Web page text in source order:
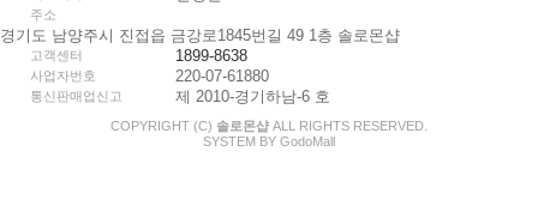
주소
경기도 남양주시 진접읍 금강로1845번길 49 1층 솔로몬샵
고객센터 1899-8638
사업자번호 220-07-61880
통신판매업신고 제 2010-경기하남-6 호
COPYRIGHT (C) 솔로몬샵 ALL RIGHTS RESERVED.
SYSTEM BY GodoMall